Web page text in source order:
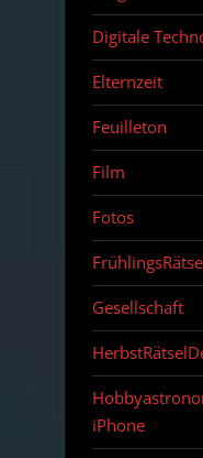
Digitale
Elternzeit
Feuilleton
Film
Fotos
Gesellschaft
iPhone